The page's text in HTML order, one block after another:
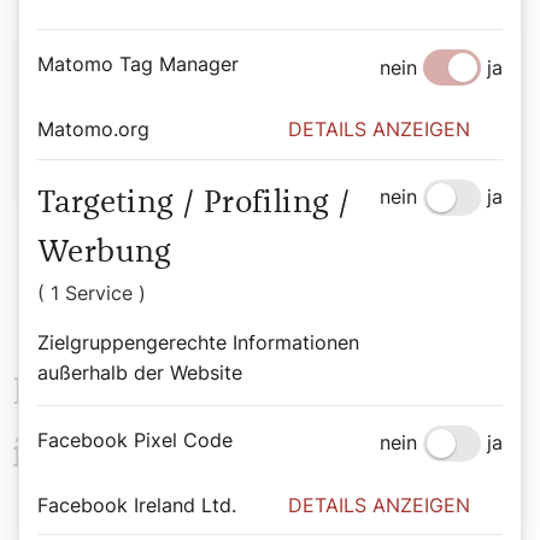
Autor:
Das könnte Sie auch
interessieren
Matomo Tag Manager nein ja
Matomo.org DETAILS ANZEIGEN
Targeting / Profiling /
Werbung
( 1 Service )
Zielgruppengerechte Informationen
außerhalb der Website
nein ja
Facebook Pixel Code nein ja
Facebook Ireland Ltd. DETAILS ANZEIGEN